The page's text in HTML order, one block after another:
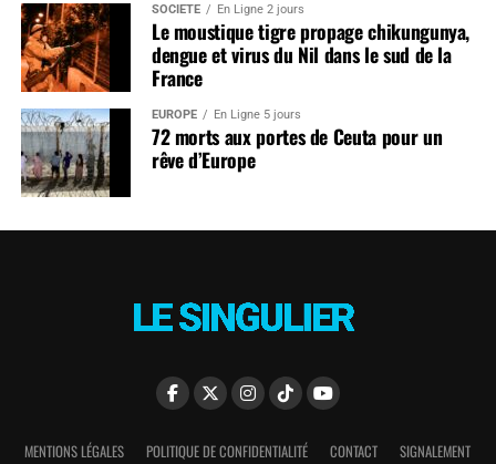
SOCIÉTÉ En Ligne 2 jours
Le moustique tigre propage chikungunya,
dengue et virus du Nil dans le sud de la
France
EUROPE En Ligne 5 jours
72 morts aux portes de Ceuta pour un
rêve d’Europe
MENTIONS LÉGALES POLITIQUE DE CONFIDENTIALITÉ CONTACT SIGNALEMENT